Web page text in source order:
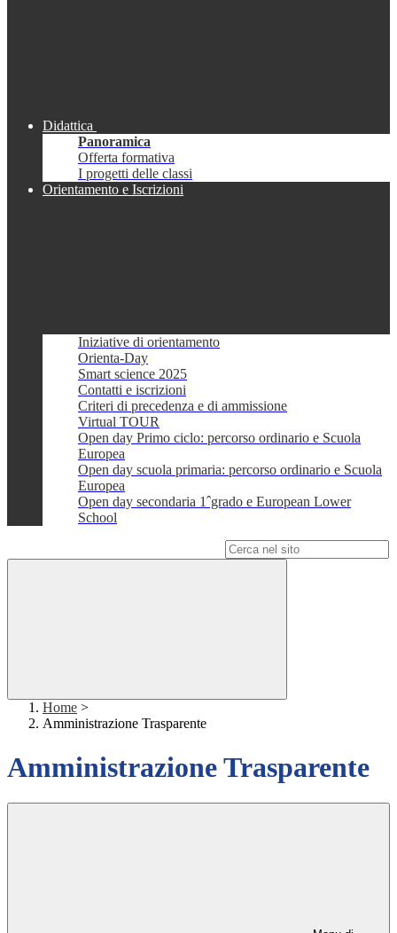
Didattica
Panoramica
Offerta formativa
I progetti delle classi
Orientamento e Iscrizioni
Iniziative di orientamento
Orienta-Day
Smart science 2025
Contatti e iscrizioni
Criteri di precedenza e di ammissione
Virtual TOUR
Open day Primo ciclo: percorso ordinario e Scuola
Europea
Open day scuola primaria: percorso ordinario e Scuola
Europea
Open day secondaria 1ˆgrado e European Lower
School
Home >
Amministrazione Trasparente
Amministrazione Trasparente